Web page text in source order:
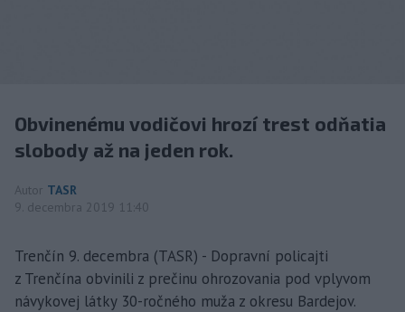
Obvinenému vodičovi hrozí trest odňatia
slobody až na jeden rok.
Autor TASR
9. decembra 2019 11:40
Trenčín 9. decembra (TASR) - Dopravní policajti
z Trenčína obvinili z prečinu ohrozovania pod vplyvom
návykovej látky 30-ročného muža z okresu Bardejov.